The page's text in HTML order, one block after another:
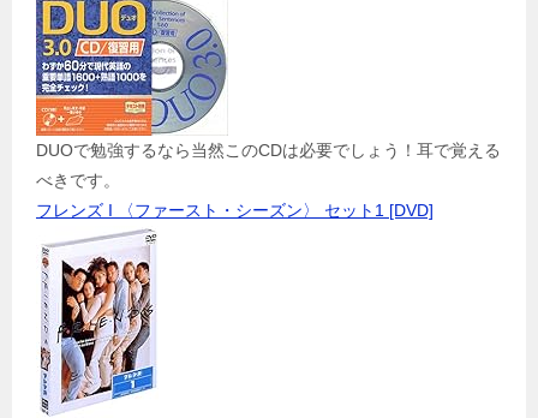
DUOで勉強するなら当然このCDは必要でしょう！耳で覚える
べきです。
フレンズ I 〈ファースト・シーズン〉 セット1 [DVD]